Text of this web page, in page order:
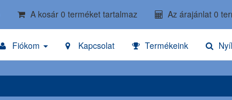
A kosár 0 terméket tartalmaz Az árajánlat 0
Fiókom Kapcsolat Termékeink